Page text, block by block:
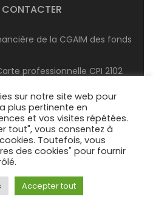
de la CGAIM des fonds
professionnelle CPI 2102
financière accordée en
120 000 €
ROBIN. Tous droits réservés
sur notre site web pour
plus pertinente en
et vos visites répétées.
tout", vous consentez à
Toutefois, vous
des cookies" pour fournir
Accepter tout